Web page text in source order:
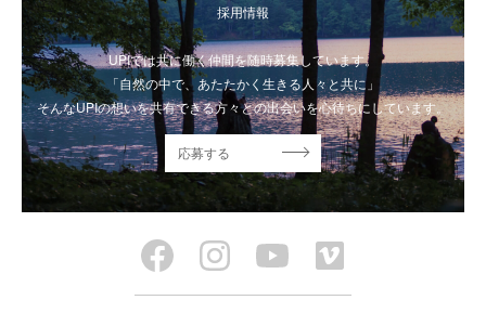
採用情報
UPIでは共に働く仲間を随時募集しています。
「自然の中で、あたたかく生きる人々と共に」
そんなUPIの想いを共有できる方々との出会いを心待ちにしています。
応募する